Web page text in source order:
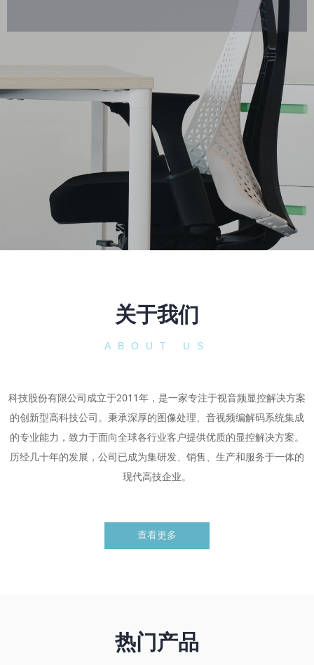
热门产品
科技股份有限公司成立于2011年，是一家专注于视音频显控解决方案
的创新型高科技公司。秉承深厚的图像处理、音视频编解码系统集成
的专业能力，致力于面向全球各行业客户提供优质的显控解决方案。
历经几十年的发展，公司已成为集研发、销售、生产和服务于一体的
现代高技企业。
关于我们
ABOUT US
查看更多